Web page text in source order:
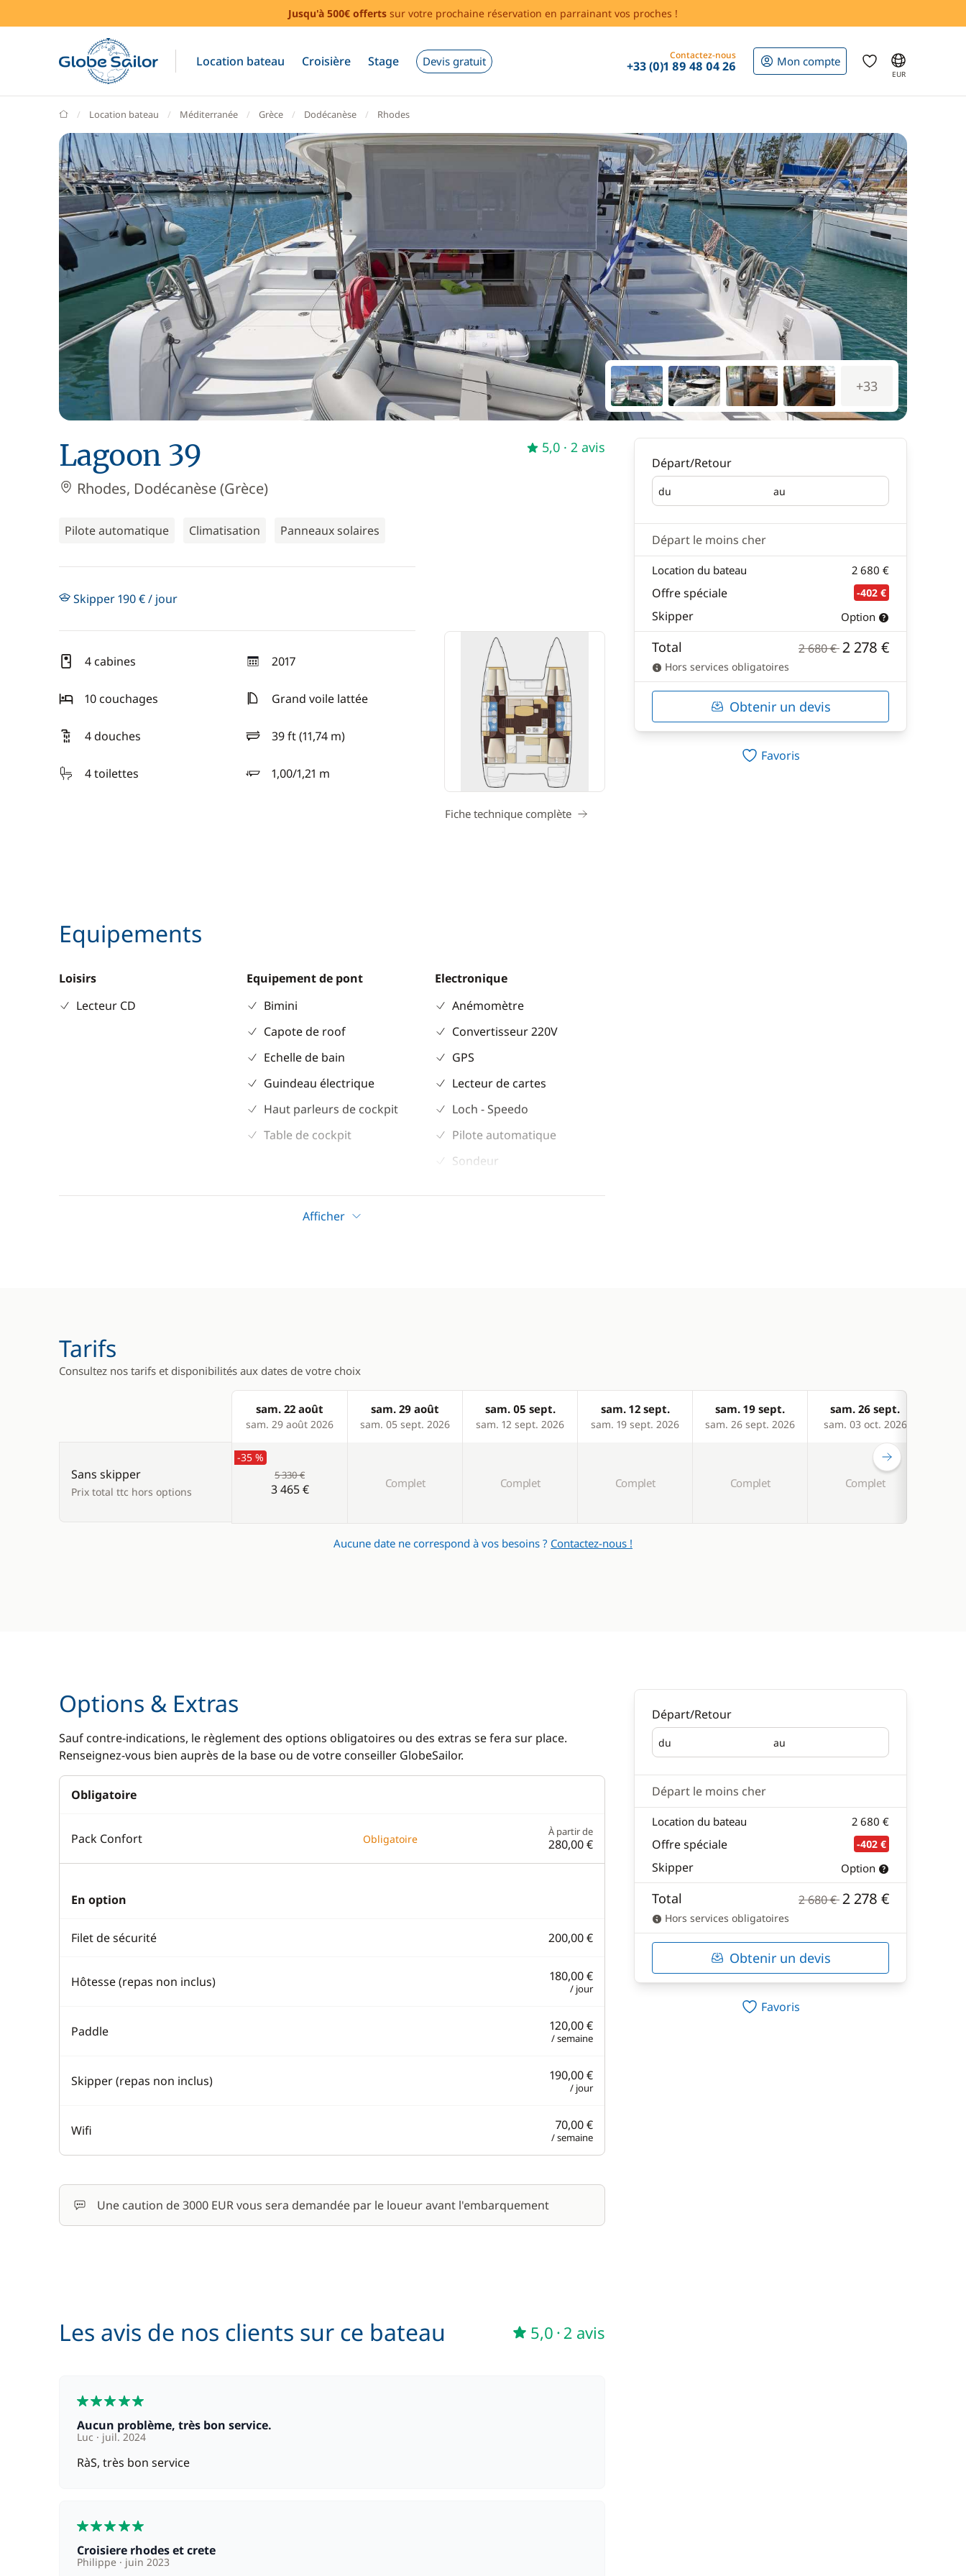
Jusqu'à 500€ offerts sur votre prochaine réservation en parrainant vos proches !
Location bateau Croisière Stage Devis gratuit Contactez-nous
+33 (0)1 89 48 04 26 Mon compte
EUR
GlobeSailor
Location bateau Méditerranée Grèce Dodécanèse Rhodes
+33
Lagoon 39
Rhodes, Dodécanèse (Grèce)
Pilote automatique Climatisation Panneaux solaires
5,0 · 2 avis
Skipper 190 € / jour
4 cabines 2017
année
10 couchages
Grand voile lattée
4 douches 39 ft (11,74 m)
longueur
4 toilettes
1,00/1,21 m
tirant d'eau
Fiche technique complète
Equipements
Loisirs
Lecteur CD
Equipement de pont
Bimini
Capote de roof
Echelle de bain
Guindeau électrique
Haut parleurs de cockpit
Table de cockpit
Electronique
Anémomètre
Convertisseur 220V
GPS
Lecteur de cartes
Loch - Speedo
Pilote automatique
Sondeur
Afficher
Départ/Retour
du
Départ au
Retour
Départ le moins cher
Location du bateau 2 680 €
Offre spéciale -402 €
Skipper Option
Total 2 680 €2 278 €
Hors services obligatoires
Obtenir un devis
Favoris
Tarifs
Consultez nos tarifs et disponibilités aux dates de votre choix
Products
sam. 22 août
sam. 29 août 2026
sam. 29 août
sam. 05 sept. 2026
sam. 05 sept.
sam. 12 sept. 2026
sam. 12 sept.
sam. 19 sept. 2026
sam. 19 sept.
sam. 26 sept. 2026
sam. 26 sept.
sam. 03 oct. 2026
Sans skipper
Prix total ttc hors options
-35 %
5 330 €
3 465 € Complet Complet Complet Complet Complet
Aucune date ne correspond à vos besoins ? Contactez-nous !
Options & Extras
Sauf contre-indications, le règlement des options obligatoires ou des extras se fera sur place.
Renseignez-vous bien auprès de la base ou de votre conseiller GlobeSailor.
Obligatoire
Pack Confort Obligatoire
À partir de
280,00 €
En option
Filet de sécurité 200,00 €
Hôtesse (repas non inclus) 180,00 €
/ jour
Paddle 120,00 €
/ semaine
Skipper (repas non inclus) 190,00 €
/ jour
Wifi 70,00 €
/ semaine
Une caution de 3000 EUR vous sera demandée par le loueur avant l'embarquement
Les avis de nos clients sur ce bateau 5,0 ·2 avis
Aucun problème, très bon service.
Luc juil. 2024
RàS, très bon service
Croisiere rhodes et crete
Philippe juin 2023
Départ/Retour
du
Départ au
Retour
Départ le moins cher
Location du bateau 2 680 €
Offre spéciale -402 €
Skipper Option
Total 2 680 €2 278 €
Hors services obligatoires
Obtenir un devis
Favoris